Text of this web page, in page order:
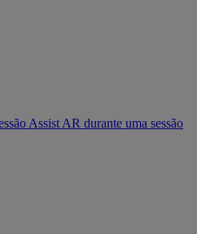
Assist AR durante uma sessão